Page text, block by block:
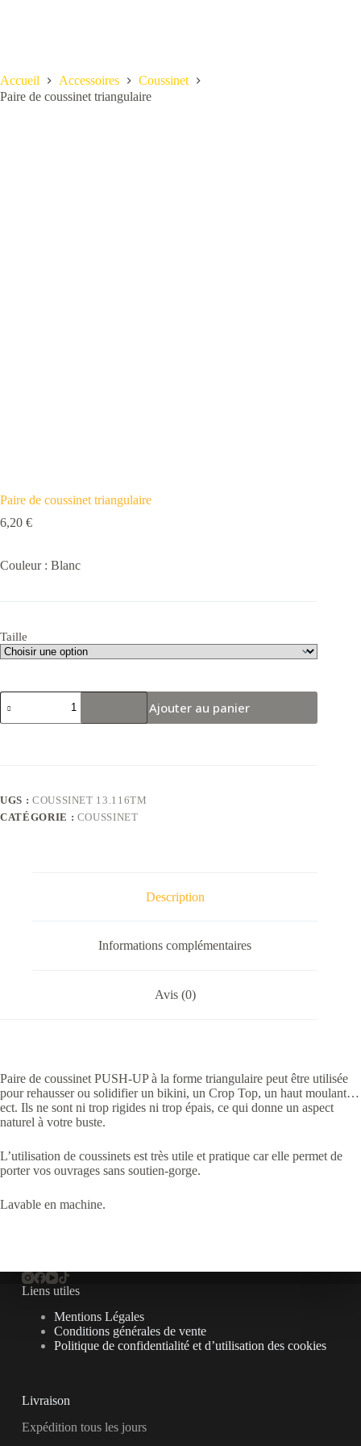
Accueil Accessoires
Coussinet
Paire de coussinet triangulaire
Paire de coussinet triangulaire
6,20 €
Couleur : Blanc
Taille
quantité
de
Paire
Ajouter au panier
UGS : COUSSINET 13.116TM
CATÉGORIE : COUSSINET
Description
Informations complémentaires
Avis (0)
Paire de coussinet PUSH-UP à la forme triangulaire peut être utilisée
pour rehausser ou solidifier un bikini, un Crop Top, un haut moulant…
ect. Ils ne sont ni trop rigides ni trop épais, ce qui donne un aspect
naturel à votre buste.
L’utilisation de coussinets est très utile et pratique car elle permet de
porter vos ouvrages sans soutien-gorge.
Lavable en machine.
Liens utiles
Mentions Légales
Conditions générales de vente
Politique de confidentialité et d’utilisation des cookies
Livraison
Expédition tous les jours